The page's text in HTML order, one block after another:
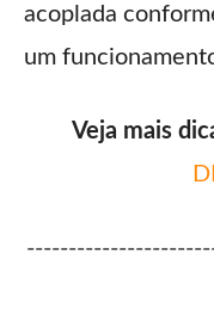
acoplada
um
Veja mais